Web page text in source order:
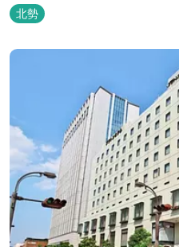
北勢